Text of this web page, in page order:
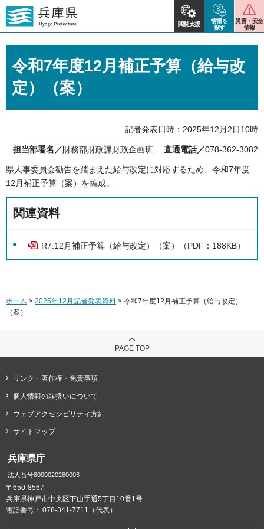
閲覧支援
情報を
探す
災害・安全
情報
令和7年度12月補正予算（給与改
定）（案）
記者発表日時：2025年12月2日10時
担当部署名／財務部財政課財政企画班 直通電話／078-362-3082
県⼈事委員会勧告を踏まえた給与改定に対応するため、令和7年度
12⽉補正予算（案）を編成。
関連資料
R7.12月補正予算（給与改定）（案）（PDF：188KB）
ホーム > 2025年12月記者発表資料 > 令和7年度12月補正予算（給与改定）
（案）
PAGE TOP
リンク・著作権・免責事項
個人情報の取扱いについて
ウェブアクセシビリティ方針
サイトマップ
兵庫県庁
法人番号8000020280003
〒650-8567
兵庫県神戸市中央区下山手通5丁目10番1号
電話番号： 078-341-7711（代表）